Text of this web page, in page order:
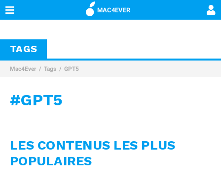
MAC4EVER
TAGS
Mac4Ever Tags GPT5
#GPT5
LES CONTENUS LES PLUS
POPULAIRES